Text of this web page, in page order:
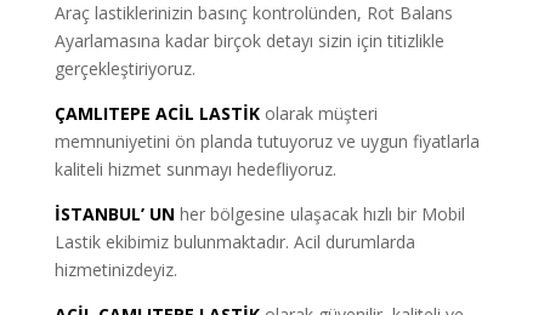
Araç lastiklerinizin basınç kontrolünden, Rot Balans
Ayarlamasına kadar birçok detayı sizin için titizlikle
gerçekleştiriyoruz.
ÇAMLITEPE ACİL LASTİKolarak müşteri
memnuniyetini ön planda tutuyoruz ve uygun fiyatlarla
kaliteli hizmet sunmayı hedefliyoruz.
İSTANBUL’ UN her bölgesine ulaşacak hızlı bir Mobil
Lastik ekibimiz bulunmaktadır. Acil durumlarda
hizmetinizdeyiz.